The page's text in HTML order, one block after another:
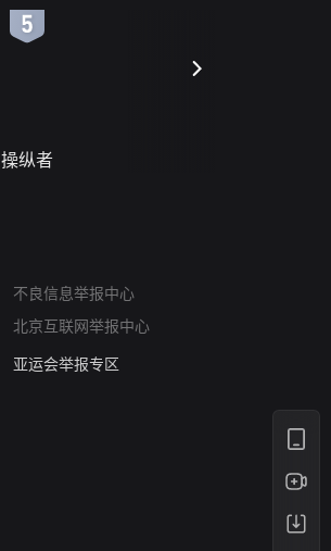
操纵者
不良信息举报中心
北京互联网举报中心
算法推荐专项举报
亚运会举报专区